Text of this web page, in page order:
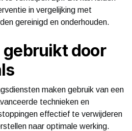
in vergelijking met
gereinigd en onderhouden.
door
maken gebruik van een
technieken en
effectief te verwijderen
naar optimale werking.